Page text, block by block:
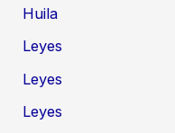
Huila
Leyes
Leyes
Leyes